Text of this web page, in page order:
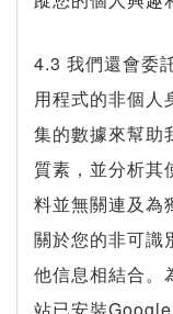
4.3 我們還會委
用程式的非個人
集的數據來幫助
質素，並分析其
料並無關連及為
關於您的非可識
他信息相結合。